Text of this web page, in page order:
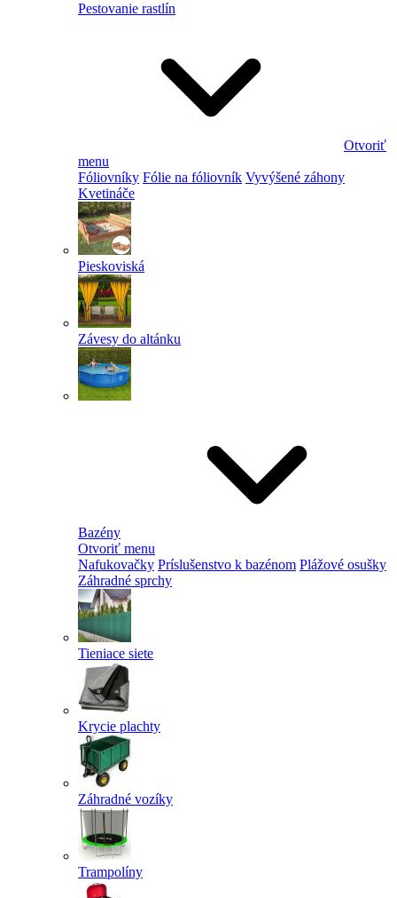
Pestovanie rastlín
Otvoriť
menu
Fóliovníky Fólie na fóliovník Vyvýšené záhony
Kvetináče
Pieskoviská
Závesy do altánku
Bazény
Otvoriť menu
Nafukovačky Príslušenstvo k bazénom Plážové osušky
Záhradné sprchy
Tieniace siete
Krycie plachty
Záhradné vozíky
Trampolíny